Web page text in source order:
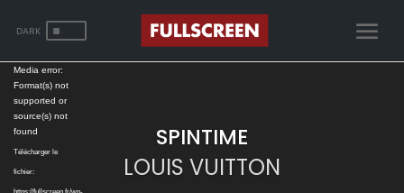
^
SPINTIME
LOUIS VUITTON
Media error:
Format(s) not
supported or
source(s) not
found
Télécharger le
fichier:
https://fullscreen.fr/wp-